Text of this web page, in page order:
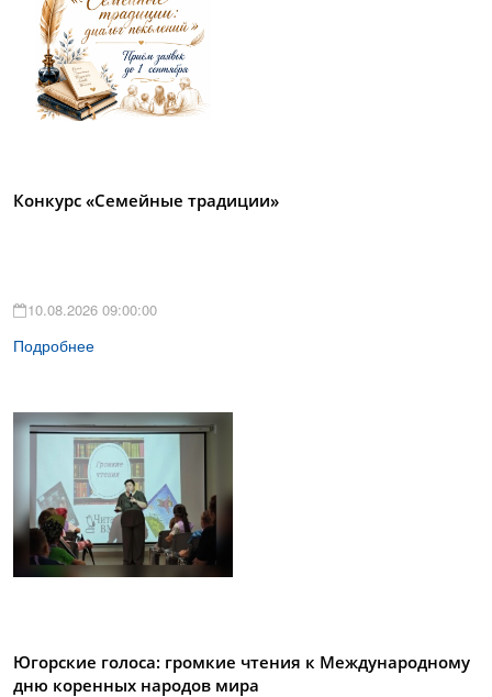
Конкурс «Семейные традиции»
10.08.2026 09:00:00
Подробнее
Югорские голоса: громкие чтения к Международному
дню коренных народов мира